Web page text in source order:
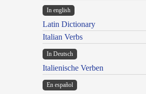
In english
Latin Dictionary
Italian Verbs
In Deutsch
Italienische Verben
En español